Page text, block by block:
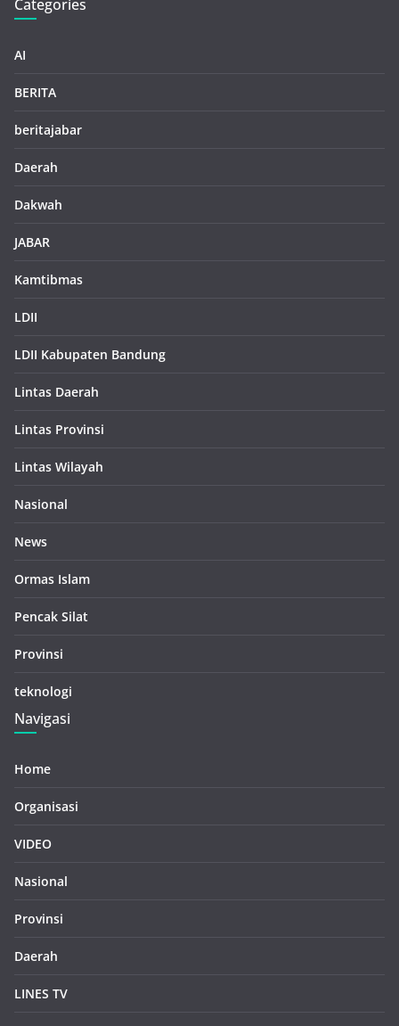
Categories
AI
BERITA
beritajabar
Daerah
Dakwah
JABAR
Kamtibmas
LDII
LDII Kabupaten Bandung
Lintas Daerah
Lintas Provinsi
Lintas Wilayah
Nasional
News
Ormas Islam
Pencak Silat
Provinsi
teknologi
Navigasi
Home
Organisasi
VIDEO
Nasional
Provinsi
Daerah
LINES TV